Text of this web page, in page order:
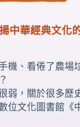
中華經典文化
機、看倦了農場
弱，關於很多歷
文化圖書館《